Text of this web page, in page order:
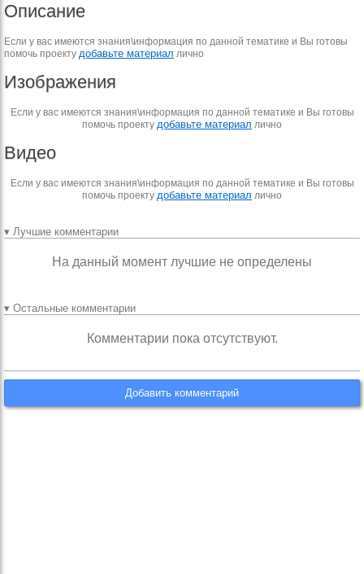
Описание
Если у вас имеются знания\информация по данной тематике и Вы готовы
помочь проекту добавьте материал лично
Изображения
Если у вас имеются знания\информация по данной тематике и Вы готовы
помочь проекту добавьте материал лично
Видео
Если у вас имеются знания\информация по данной тематике и Вы готовы
помочь проекту добавьте материал лично
▾ Лучшие комментарии
На данный момент лучшие не определены
▾ Остальные комментарии
Комментарии пока отсутствуют.
Добавить комментарий